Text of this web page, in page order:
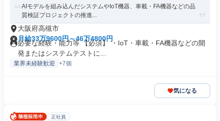
AIモデルを組み込んだシステムやIoT機器、車載・FA機器などの品
質検証プロジェクトの推進...
大阪府高槻市
月給33万9600円～46万4800円
必要な経験・能力等 【必須】 ・IoT・車載・FA機器などの開
発またはシステムテストに...
業界未経験歓迎 +7個
気になる
正社員